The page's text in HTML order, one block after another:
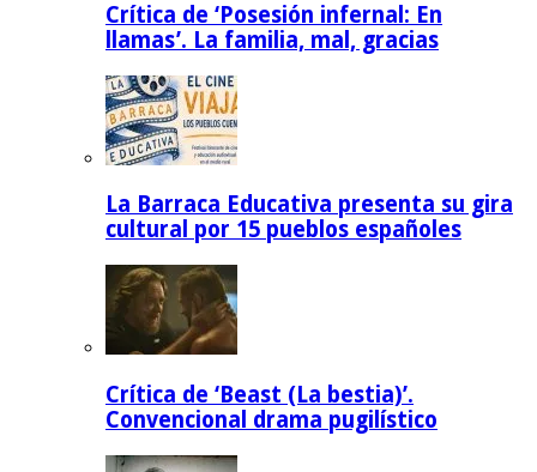
Crítica de ‘Posesión infernal: En
llamas’. La familia, mal, gracias
La Barraca Educativa presenta su gira
cultural por 15 pueblos españoles
Crítica de ‘Beast (La bestia)’.
Convencional drama pugilístico